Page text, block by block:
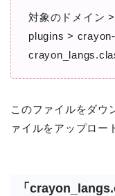
対象のドメイン
plugins >
このファイルをダウ
ァイルをアップロー
「